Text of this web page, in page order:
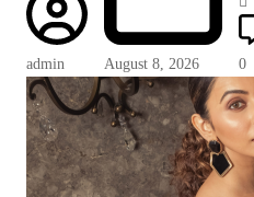
admin August 8, 2026 0